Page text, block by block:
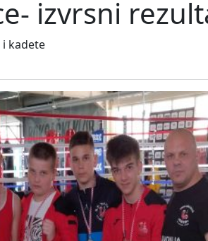
izvrsni
kadete